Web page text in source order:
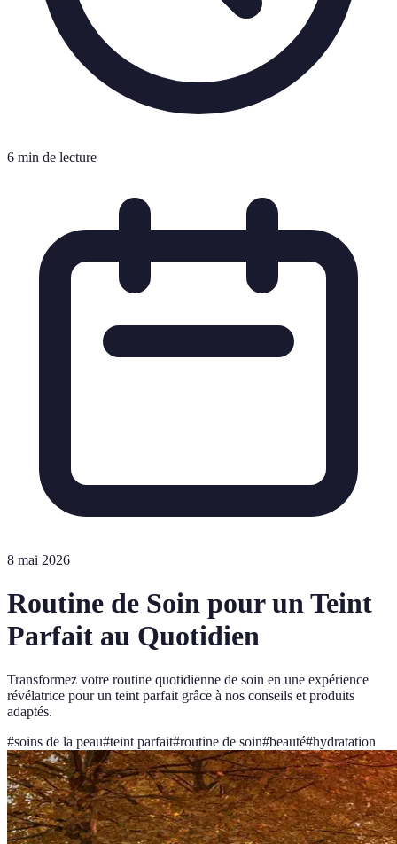
6 min de lecture
8 mai 2026
Routine de Soin pour un Teint
Parfait au Quotidien
Transformez votre routine quotidienne de soin en une expérience
révélatrice pour un teint parfait grâce à nos conseils et produits
adaptés.
#soins de la peau#teint parfait#routine de soin#beauté#hydratation